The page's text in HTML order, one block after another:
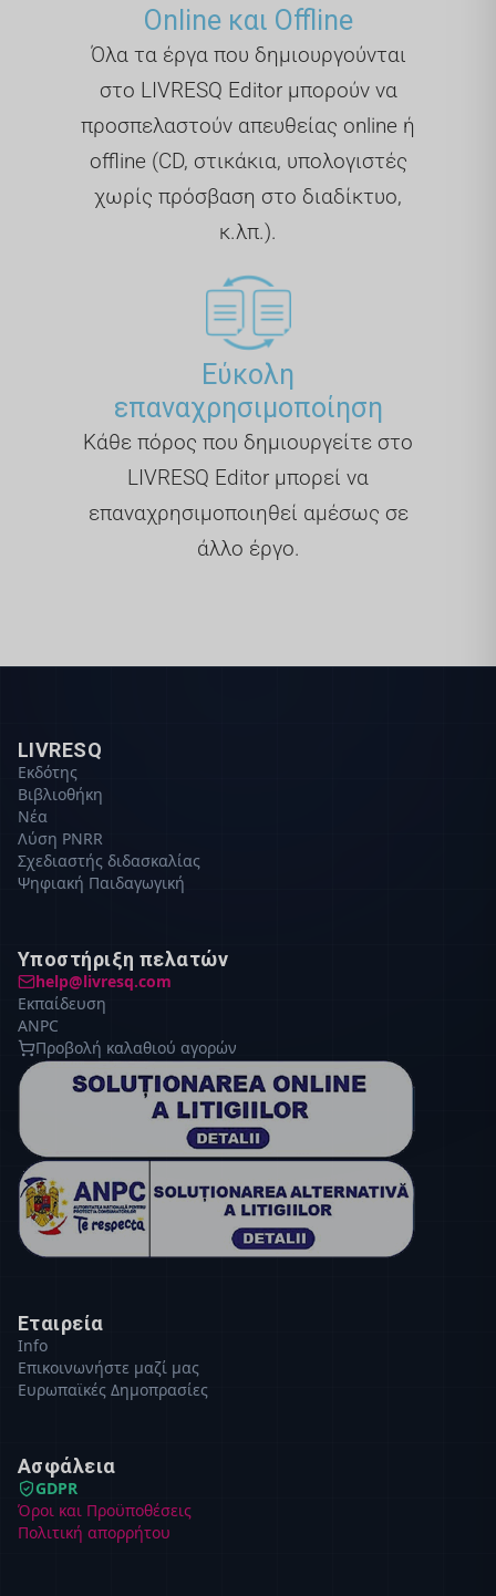
Online και Offline
Όλα τα έργα που δημιουργούνται
στο LIVRESQ Editor μπορούν να
προσπελαστούν απευθείας online ή
offline (CD, στικάκια, υπολογιστές
χωρίς πρόσβαση στο διαδίκτυο,
κ.λπ.).
Εύκολη
επαναχρησιμοποίηση
Κάθε πόρος που δημιουργείτε στο
LIVRESQ Editor μπορεί να
επαναχρησιμοποιηθεί αμέσως σε
άλλο έργο.
LIVRESQ
Εκδότης
Βιβλιοθήκη
Νέα
Λύση PNRR
Σχεδιαστής διδασκαλίας
Ψηφιακή Παιδαγωγική
Υποστήριξη πελατών
help@livresq.com
Εκπαίδευση
ANPC
Προβολή καλαθιού αγορών
Εταιρεία
Info
Επικοινωνήστε μαζί μας
Ευρωπαϊκές Δημοπρασίες
Ασφάλεια
GDPR
Όροι και Προϋποθέσεις
Πολιτική απορρήτου